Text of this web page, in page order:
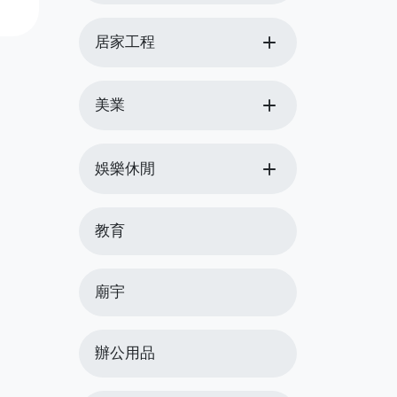
居家工程 add
美業 add
娛樂休閒 add
教育
廟宇
辦公用品